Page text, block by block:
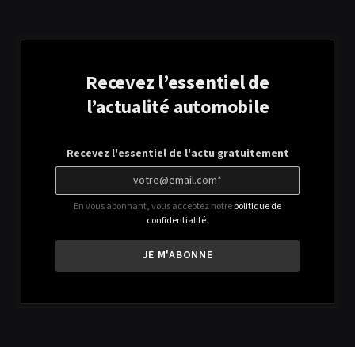
Recevez l’essentiel de
l’actualité automobile
Recevez l'essentiel de l'actu gratuitement
En vous abonnant, vous acceptez notrepolitique de
confidentialité.